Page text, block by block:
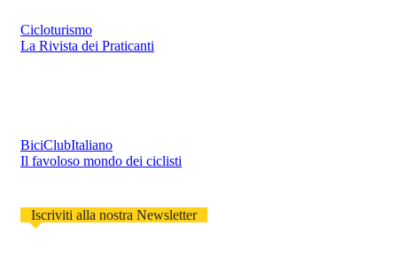
Cicloturismo
La Rivista dei Praticanti
BiciClubItaliano
Il favoloso mondo dei ciclisti
Iscriviti alla nostra Newsletter